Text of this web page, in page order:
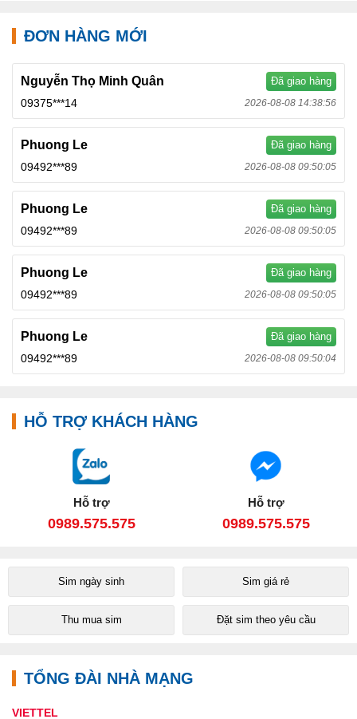
ĐƠN HÀNG MỚI
Nguyễn Thọ Minh Quân Đã giao hàng
09375***14 2026-08-08 14:38:56
Phuong Le Đã giao hàng
09492***89 2026-08-08 09:50:05
Phuong Le Đã giao hàng
09492***89 2026-08-08 09:50:05
Phuong Le Đã giao hàng
09492***89 2026-08-08 09:50:05
Phuong Le Đã giao hàng
09492***89 2026-08-08 09:50:04
HỖ TRỢ KHÁCH HÀNG
Hỗ trợ
0989.575.575
Hỗ trợ
0989.575.575
Sim ngày sinh Sim giá rẻ
Thu mua sim Đặt sim theo yêu cầu
TỔNG ĐÀI NHÀ MẠNG
VIETTEL